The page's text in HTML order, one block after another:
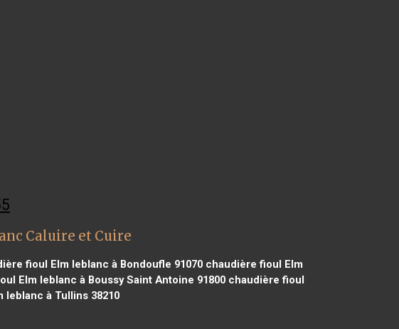
Caluire et Cuire
fioul Elm leblanc à Bondoufle 91070 chaudière fioul Elm
Elm leblanc à Boussy Saint Antoine 91800 chaudière fioul
leblanc à Tullins 38210